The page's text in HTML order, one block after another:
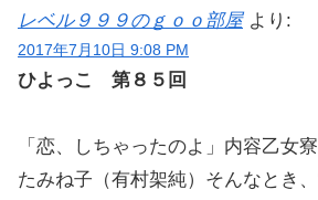
レベル９９９のｇｏｏ部屋 より:
2017年7月10日 9:08 PM
ひよっこ 第８５回
「恋、しちゃったのよ」内容乙女
たみね子（有村架純）そんなとき